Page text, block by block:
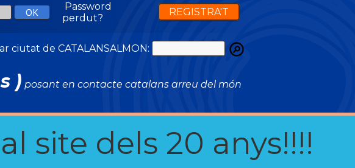
Password
perdut?
REGISTRA'T
ciutat de CATALANSALMON:
) posant en contacte catalans arreu del món
site dels 20 anys!!!!